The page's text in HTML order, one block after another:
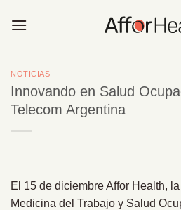
NOTICIAS
Innovando en Salud
Telecom Argentina
El 15 de diciembre Affor Health,
Medicina del Trabajo y Salud